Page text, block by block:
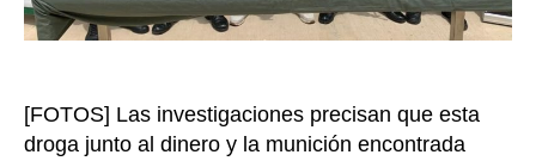
a
los
Tibú
[FOTOS] Las investigaciones precisan que esta
droga junto al dinero y la munición encontrada